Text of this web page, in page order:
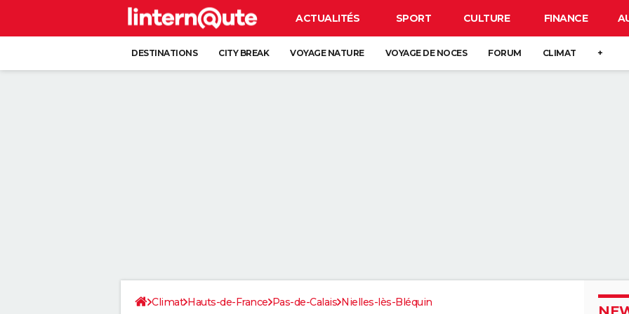
ACTUALITÉS SPORT CULTURE FINANCE
DESTINATIONS CITY BREAK VOYAGE NATURE VOYAGE DE NOCES FORUM CLIMAT +
Climat Hauts-de-France Pas-de-Calais Nielles-lès-Bléquin